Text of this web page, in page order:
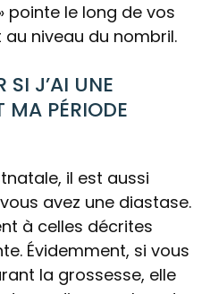
pointe le long de vos
niveau du nombril.
J’AI UNE
MA PÉRIODE
il est aussi
avez une diastase.
à celles décrites
Évidemment, si vous
la grossesse, elle